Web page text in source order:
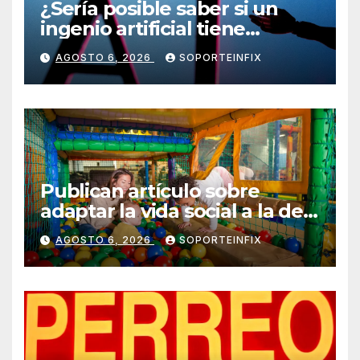
¿Sería posible saber si un
ingenio artificial tiene
consciencia?
AGOSTO 6, 2026 SOPORTEINFIX
Publican artículo sobre
adaptar la vida social a la de
los hijos
AGOSTO 6, 2026 SOPORTEINFIX